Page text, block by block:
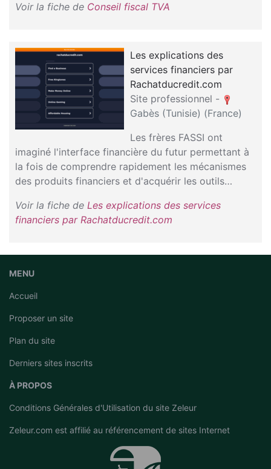
Voir la fiche de Conseil fiscal TVA
Les explications des
services financiers par
Rachatducredit.com
Site professionnel -
Gabès (Tunisie) (France)
Les frères FASSI ont
imaginé l'interface financière du futur permettant à
la fois de comprendre rapidement les mécanismes
des produits financiers et d'acquérir les outils…
Voir la fiche de Les explications des services
financiers par Rachatducredit.com
MENU
Accueil
Proposer un site
Plan du site
Derniers sites inscrits
À PROPOS
Conditions Générales d'Utilisation du site Zeleur
Zeleur.com est affilié au référencement de sites Internet